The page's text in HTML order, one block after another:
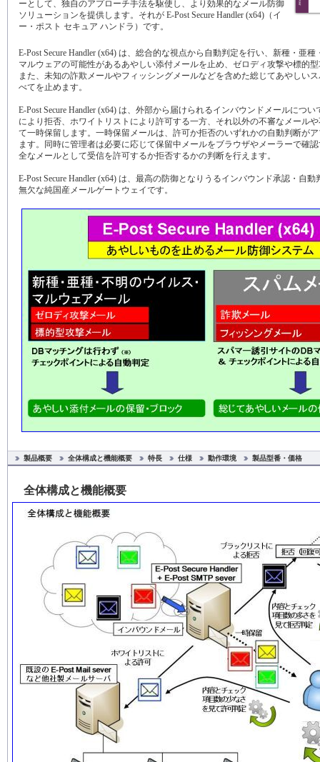
ーとして、独自のアプローチ手法を駆使し、より効果的なメール防御
ソリューションを提供します。それが E-Post Secure Handler (x64)（イ
ー・ポスト セキュア ハンドラ）です。
E-Post Secure Handler (x64) は、総合的な視点から自動判定を行い、新種・亜
マルウェアの可能性があるあやしい添付メールを止め、ゼロディ攻撃や標的
また、未知の詐欺メールやフィッシングメールなどを含めた総じてあやしい
べてを止めます。
E-Post Secure Handler (x64) は、外部から届けられるインバウンドメールにつ
により拒否、ホワイトリストにより許可する一方、それ以外の不審なメール
て一時保留します。一時保留メールは、許可か拒否のいずれかの自動判断が
ます。同時に管理者は必要に応じて保留中メールをブラウザやメーラーで確
全なメールとして受信を許可するか拒否するかの判断を行えます。
E-Post Secure Handler (x64) は、最高の防御となりうるインバウンド承認・自
無欠な純国産メールゲートウェイです。
製品概要 全体構成と機能概要 特長 仕様 動作環境 製品型番・価格
全体構成と機能概要